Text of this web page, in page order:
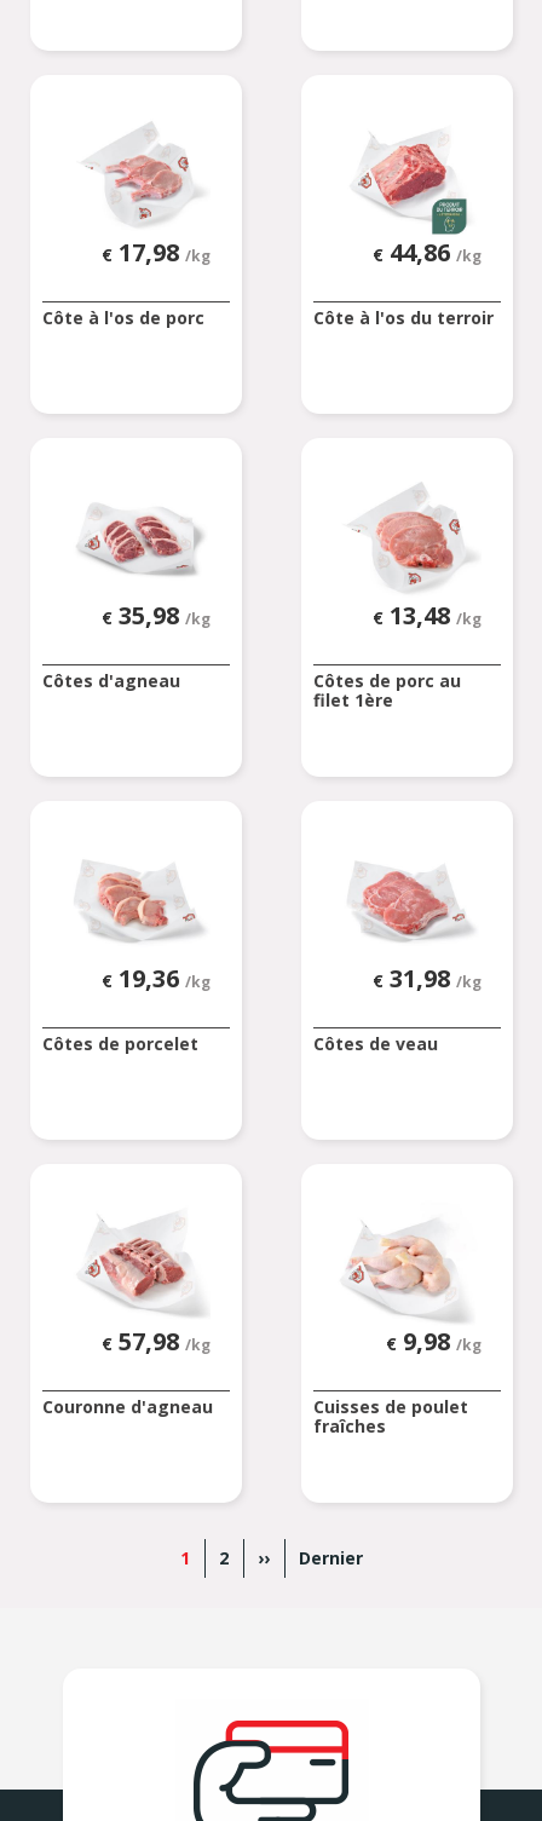
€ 17,98 /kg
Côte à l'os de porc
€ 44,86 /kg
Côte à l'os du terroir
€ 35,98 /kg
Côtes d'agneau
€ 13,48 /kg
Côtes de porc au
filet 1ère
€ 19,36 /kg
Côtes de porcelet
€ 31,98 /kg
Côtes de veau
€ 57,98 /kg
Couronne d'agneau
€ 9,98 /kg
Cuisses de poulet
fraîches
Page
actuelle
1 Page
2
Page
suivante
››
Dernière
Dernier